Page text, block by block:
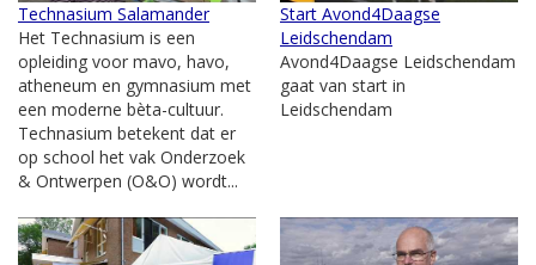
Technasium Salamander
Het Technasium is een
opleiding voor mavo, havo,
atheneum en gymnasium met
een moderne bèta-cultuur.
Technasium betekent dat er
op school het vak Onderzoek
& Ontwerpen (O&O) wordt...
Start Avond4Daagse
Leidschendam
Avond4Daagse Leidschendam
gaat van start in
Leidschendam